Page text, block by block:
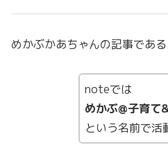
めかぶかあちゃんの記事であ
noteでは
めかぶ@子育て
という名前で活